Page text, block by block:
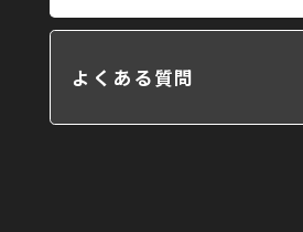
よくある質問